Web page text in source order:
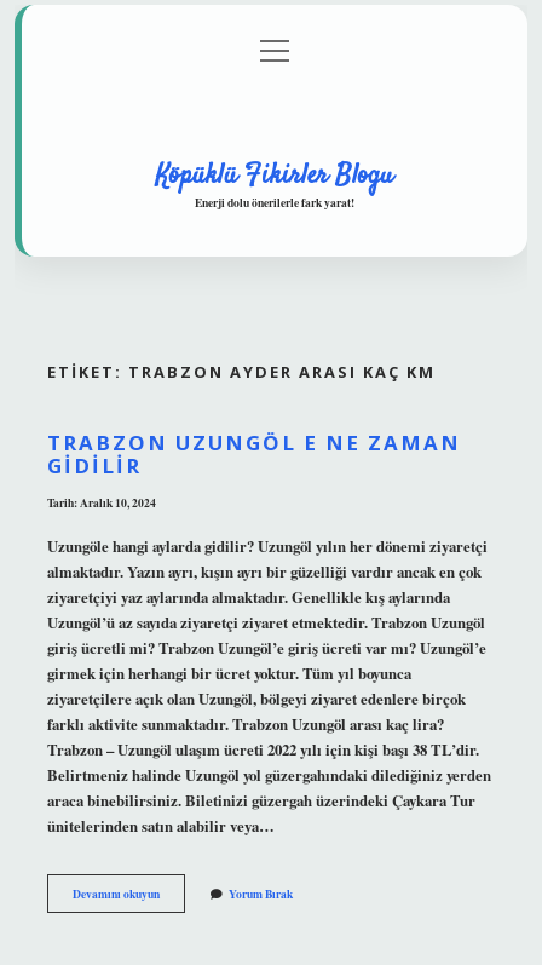
Gizlilik Politikası
menüyü
aç
Köpüklü Fikirler Blogu
Enerji dolu önerilerle fark yarat!
ETIKET: TRABZON AYDER ARASI KAÇ KM
TRABZON UZUNGÖL E NE ZAMAN
GIDILIR
Tarih: Aralık 10, 2024
Uzungöle hangi aylarda gidilir? Uzungöl yılın her dönemi ziyaretçi
almaktadır. Yazın ayrı, kışın ayrı bir güzelliği vardır ancak en çok
ziyaretçiyi yaz aylarında almaktadır. Genellikle kış aylarında
Uzungöl’ü az sayıda ziyaretçi ziyaret etmektedir. Trabzon Uzungöl
giriş ücretli mi? Trabzon Uzungöl’e giriş ücreti var mı? Uzungöl’e
girmek için herhangi bir ücret yoktur. Tüm yıl boyunca
ziyaretçilere açık olan Uzungöl, bölgeyi ziyaret edenlere birçok
farklı aktivite sunmaktadır. Trabzon Uzungöl arası kaç lira?
Trabzon – Uzungöl ulaşım ücreti 2022 yılı için kişi başı 38 TL’dir.
Belirtmeniz halinde Uzungöl yol güzergahındaki dilediğiniz yerden
araca binebilirsiniz. Biletinizi güzergah üzerindeki Çaykara Tur
ünitelerinden satın alabilir veya…
Devamını okuyunTrabzon
Uzungöl
Yorum Bırak